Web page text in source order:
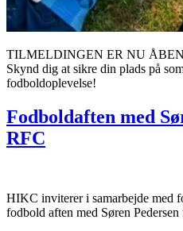
TILMELDINGEN ER NU
Skynd dig at sikre din plads på
fodboldoplevelse!
Fodboldaften med
RFC
HIKC inviterer i samarbejde med
fodbold aften med Søren